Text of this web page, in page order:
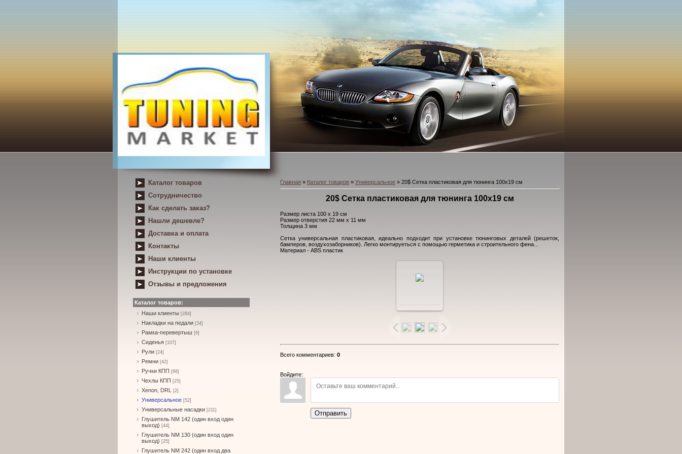
Каталог товаров
Сотрудничество
Как сделать заказ?
Нашли дешевле?
Доставка и оплата
Контакты
Наши клиенты
Инструкции по установке
Отзывы и предложения
Каталог товаров:
Наши клиенты [284]
Накладки на педали [34]
Рамка-перевертыш [6]
Сиденья [107]
Рули [24]
Ремни [42]
Ручки КПП [68]
Чехлы КПП [25]
Xenon, DRL [2]
Универсальное [52]
Универсальные насадки [211]
Глушитель NM 142 (один вход один
выход) [44]
Глушитель NM 130 (один вход один
выход) [25]
Глушитель NM 242 (один вход два
Главная » Каталог товаров » Универсальное » 20$ Сетка пластиковая для тюнинга 100x19 см
20$ Сетка пластиковая для тюнинга 100x19 см
Размер листа 100 х 19 см
Размер отверстия 22 мм х 11 мм
Толщина 3 мм
Сетка универсальная пластиковая, идеально подходит при установке тюнинговых деталей (решеток,
бамперов, воздухозаборников). Легко монтируеться с помощью герметика и строительного фена...
Материал - ABS пластик
размере
Всего комментариев: 0
Войдите:
Отправить